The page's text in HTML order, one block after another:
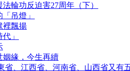
輪功反迫害27周年（下）
吊燈」
裡飄揚
」
姻緣，今生再續
省、江西省、河南省、山西省又有